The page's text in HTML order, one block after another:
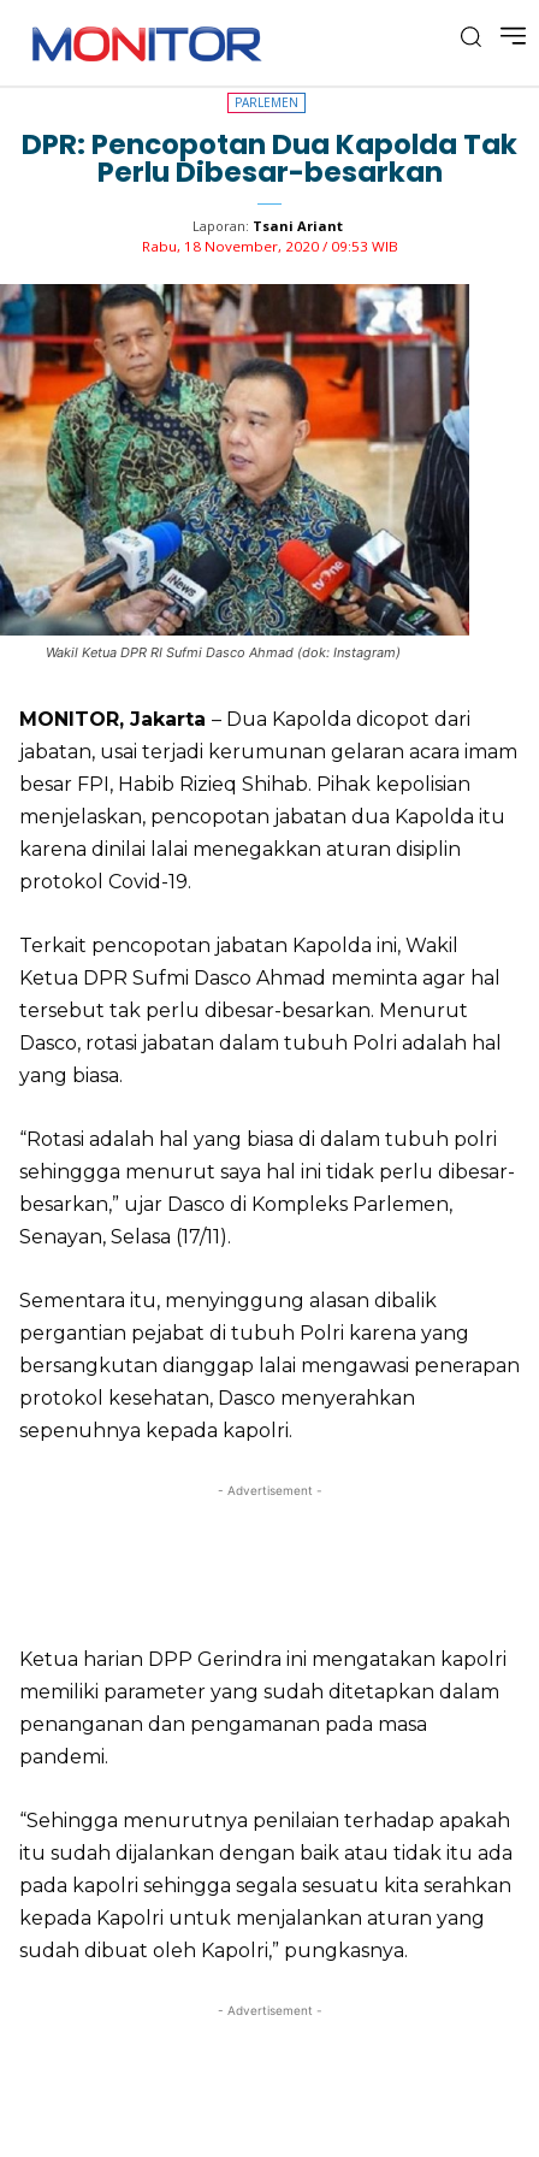
PARLEMEN
PARLEMEN
DPR: Pencopotan Dua Kapolda Tak
Perlu Dibesar-besarkan
Laporan: Tsani Ariant
Rabu, 18 November, 2020 / 09:53 WIB
Wakil Ketua DPR RI Sufmi Dasco Ahmad (dok: Instagram)
MONITOR, Jakarta – Dua Kapolda dicopot dari
jabatan, usai terjadi kerumunan gelaran acara imam
besar FPI, Habib Rizieq Shihab. Pihak kepolisian
menjelaskan, pencopotan jabatan dua Kapolda itu
karena dinilai lalai menegakkan aturan disiplin
protokol Covid-19.
Terkait pencopotan jabatan Kapolda ini, Wakil
Ketua DPR Sufmi Dasco Ahmad meminta agar hal
tersebut tak perlu dibesar-besarkan. Menurut
Dasco, rotasi jabatan dalam tubuh Polri adalah hal
yang biasa.
“Rotasi adalah hal yang biasa di dalam tubuh polri
sehinggga menurut saya hal ini tidak perlu dibesar-
besarkan,” ujar Dasco di Kompleks Parlemen,
Senayan, Selasa (17/11).
Sementara itu, menyinggung alasan dibalik
pergantian pejabat di tubuh Polri karena yang
bersangkutan dianggap lalai mengawasi penerapan
protokol kesehatan, Dasco menyerahkan
sepenuhnya kepada kapolri.
- Advertisement -
Ketua harian DPP Gerindra ini mengatakan kapolri
memiliki parameter yang sudah ditetapkan dalam
penanganan dan pengamanan pada masa
pandemi.
“Sehingga menurutnya penilaian terhadap apakah
itu sudah dijalankan dengan baik atau tidak itu ada
pada kapolri sehingga segala sesuatu kita serahkan
kepada Kapolri untuk menjalankan aturan yang
sudah dibuat oleh Kapolri,” pungkasnya.
- Advertisement -